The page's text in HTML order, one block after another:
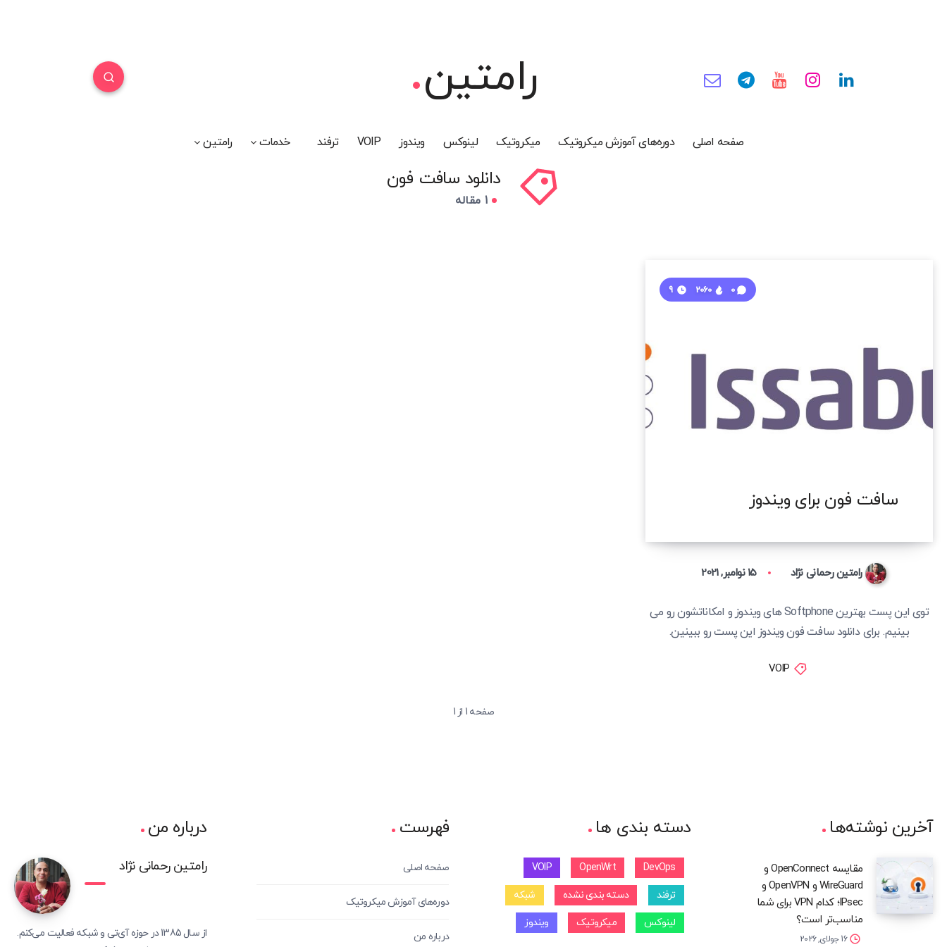
رامتین
صفحه اصلی دوره‌های آموزش میکروتیک میکروتیک لینوکس ویندوز VOIP ترفند خدمات رامتین
دانلود سافت فون
سافت فون برای ویندوز
0
2060
رامتین رحمانی نژاد 15 نوامبر, 2021
توی این پست بهترین Softphone های ویندوز و امکاناتشون رو می
بینیم. برای دانلود سافت فون ویندوز این پست رو ببینین.
VOIP
صفحه 1 از 1
آخرین نوشته‌ها
مقایسه OpenConnect و
WireGuard و OpenVPN و
IPsec؛ کدام VPN برای شما
مناسب‌تر است؟
16 جولای, 2026
دسته بندی ها
DevOps
OpenWrt
VOIP
ترفند دسته بندی نشده شبکه
لینوکس میکروتیک ویندوز
فهرست
صفحه اصلی
دوره‌های آموزش میکروتیک
درباره من
درباره من
رامتین رحمانی نژاد
از سال 1385 در حوزه آی‌تی و شبکه فعالیت می‌کنم.